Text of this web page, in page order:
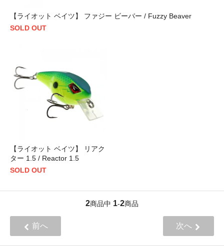
【ライオット ベイツ】 ファジー ビーバー / Fuzzy Beaver
SOLD OUT
【ライオット ベイツ】 リアク
ター 1.5 / Reactor 1.5
SOLD OUT
2商品中 1-2商品
前へ 次へ